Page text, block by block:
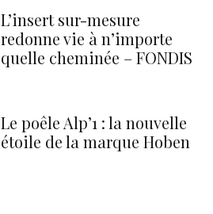
L’insert sur-mesure
redonne vie à n’importe
quelle cheminée – FONDIS
Le poêle Alp’1 : la nouvelle
étoile de la marque Hoben